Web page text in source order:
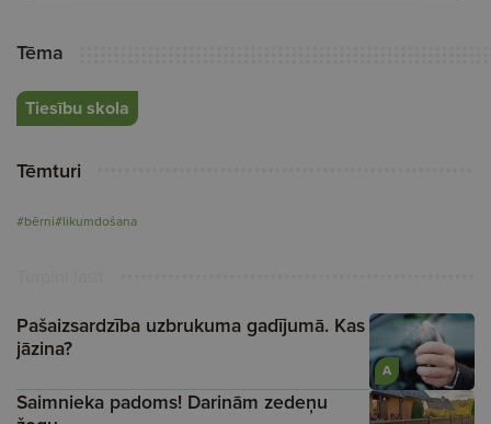
Tēma
Tiesību skola
Tēmturi
#bērni#likumdošana
A
Pašaizsardzība uzbrukuma gadījumā. Kas
jāzina?
Saimnieka padoms! Darinām zedeņu